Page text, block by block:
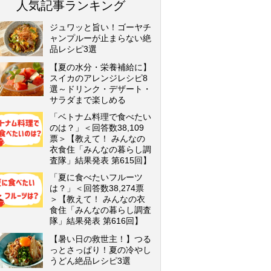
人気記事ランキング
ジュワッと旨い！ゴーヤチ
ャンプルーが止まらない絶
品レシピ3選
【夏の水分・栄養補給に】
スイカのアレンジレシピ8
選～ドリンク・デザート・
サラダまで楽しめる
「ベトナム料理で食べたい
のは？」＜回答数38,109
票＞【教えて！ みんなの
衣食住「みんなの暮らし調
査隊」結果発表 第615回】
「夏に食べたいフルーツ
は？」＜回答数38,274票
＞【教えて！ みんなの衣
食住「みんなの暮らし調査
隊」結果発表 第616回】
【暑い日の救世主！】つる
っとさっぱり！夏の冷やし
うどん絶品レシピ3選